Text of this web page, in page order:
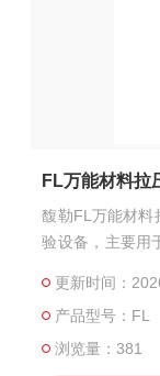
FL万能材料拉
馥勒FL万能材料
验设备，主要用
疲劳、蠕变持久
更新时间：
产品型号：FL
浏览量：381